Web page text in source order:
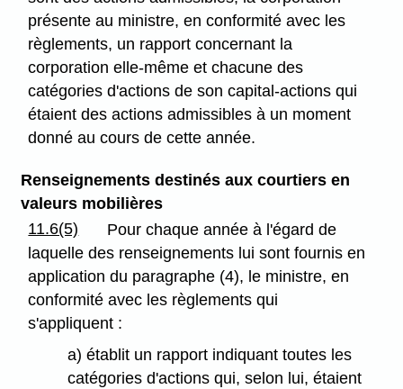
présente au ministre, en conformité avec les
règlements, un rapport concernant la
corporation elle-même et chacune des
catégories d'actions de son capital-actions qui
étaient des actions admissibles à un moment
donné au cours de cette année.
Renseignements destinés aux courtiers en
valeurs mobilières
11.6(5)
Pour chaque année à l'égard de
laquelle des renseignements lui sont fournis en
application du paragraphe (4), le ministre, en
conformité avec les règlements qui
s'appliquent :
a) établit un rapport indiquant toutes les
catégories d'actions qui, selon lui, étaient